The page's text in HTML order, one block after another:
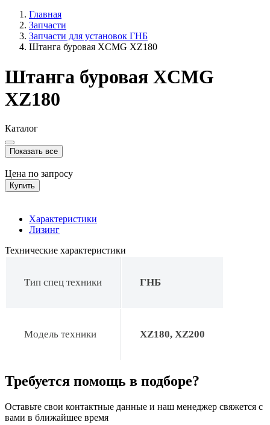
Главная
Запчасти
Запчасти для установок ГНБ
Штанга буровая XCMG XZ180
Штанга буровая XCMG
XZ180
Каталог
Показать все
Цена по запросу
Купить
Характеристики
Лизинг
Технические характеристики
Тип спец техники ГНБ
Модель техники XZ180, XZ200
Требуется помощь в подборе?
Оставьте свои контактные данные и наш менеджер свяжется с
вами в ближайшее время